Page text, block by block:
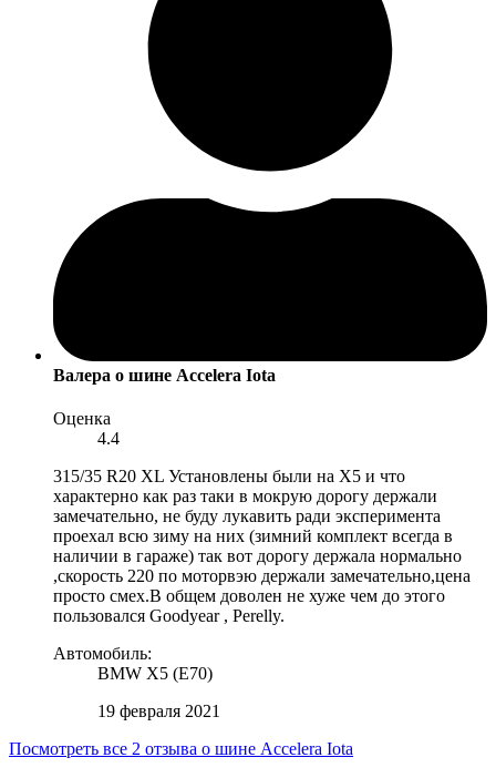
Валера о шине Accelera Iota
Оценка
4.4
315/35 R20 XL Установлены были на X5 и что
характерно как раз таки в мокрую дорогу держали
замечательно, не буду лукавить ради эксперимента
проехал всю зиму на них (зимний комплект всегда в
наличии в гараже) так вот дорогу держала нормально
,скорость 220 по моторвэю держали замечательно,цена
просто смех.В общем доволен не хуже чем до этого
пользовался Goodyear , Perelly.
Автомобиль:
BMW X5 (E70)
19 февраля 2021
Посмотреть все 2 отзыва о шине Accelera Iota